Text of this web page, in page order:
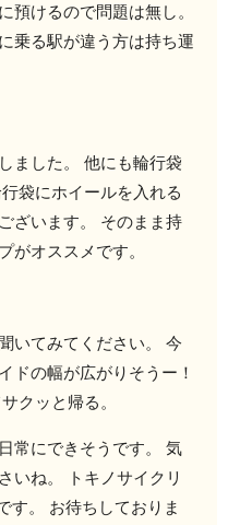
預けるので問題は無し。
乗る駅が違う方は持ち運
ました。 他にも輪行袋
袋にホイールを入れる
ざいます。 そのまま持
がオススメです。
いてみてください。 今
ドの幅が広がりそうー！
クッと帰る。
常にできそうです。 気
いね。 トキノサイクリ
す。 お待ちしておりま